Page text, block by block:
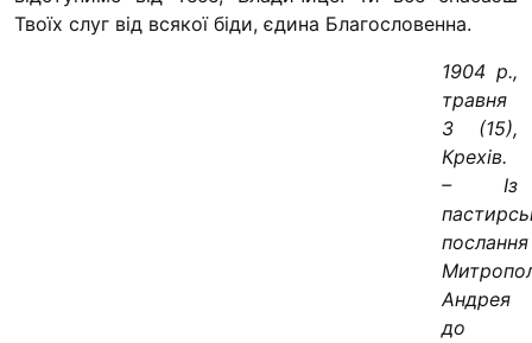
“#Усинови_ТИ”
Законодавство
(096) 749 79 80
procopecj@gmail.com
Твоїх слуг від всякої біди, єдина Благословенна.
1904 р.,
травня
З (15),
Крехів.
– Із
послання
Андрея
до